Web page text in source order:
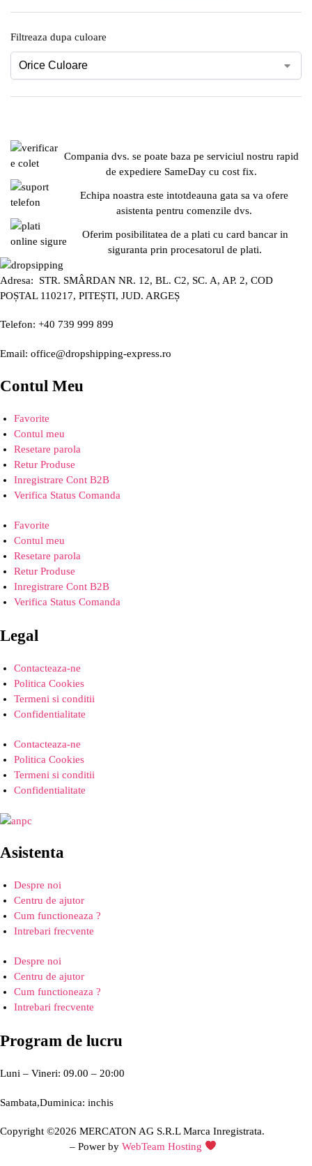
Filtreaza dupa culoare
Compania dvs. se poate baza pe serviciul nostru rapid
de expediere SameDay cu cost fix.
Echipa noastra este intotdeauna gata sa va ofere
asistenta pentru comenzile dvs.
Oferim posibilitatea de a plati cu card bancar in
siguranta prin procesatorul de plati.
Adresa: STR. SMÂRDAN NR. 12, BL. C2, SC. A, AP. 2, COD
POȘTAL 110217, PITEȘTI, JUD. ARGEȘ
Telefon: +40 739 999 899
Email: office@dropshipping-express.ro
Contul Meu
Favorite
Contul meu
Resetare parola
Retur Produse
Inregistrare Cont B2B
Verifica Status Comanda
Favorite
Contul meu
Resetare parola
Retur Produse
Inregistrare Cont B2B
Verifica Status Comanda
Legal
Contacteaza-ne
Politica Cookies
Termeni si conditii
Confidentialitate
Contacteaza-ne
Politica Cookies
Termeni si conditii
Confidentialitate
Asistenta
Despre noi
Centru de ajutor
Cum functioneaza ?
Intrebari frecvente
Despre noi
Centru de ajutor
Cum functioneaza ?
Intrebari frecvente
Program de lucru
Luni – Vineri: 09.00 – 20:00
Sambata,Duminica: inchis
Copyright ©2026 MERCATON AG S.R.L Marca Inregistrata.
– Power by WebTeam Hosting